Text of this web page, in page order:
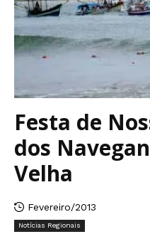
Festa de
dos
Velha
Fevereiro/2013
Notícias Regionais